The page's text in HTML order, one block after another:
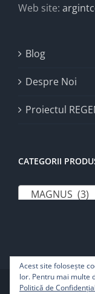
Web site:
Blog
Despre Noi
Proiectul
CATEGORII
MAGNUS (3)
Copyright 2022 |
Acest site foloseşte
lor. Pentru mai multe
Politică de